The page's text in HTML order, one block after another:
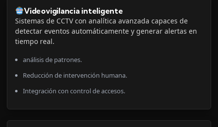
Videovigilancia inteligente
Sistemas de CCTV con analítica avanzada capaces de
detectar eventos automáticamente y generar alertas en
tiempo real.
análisis de patrones.
Reducción de intervención humana.
Integración con control de accesos.